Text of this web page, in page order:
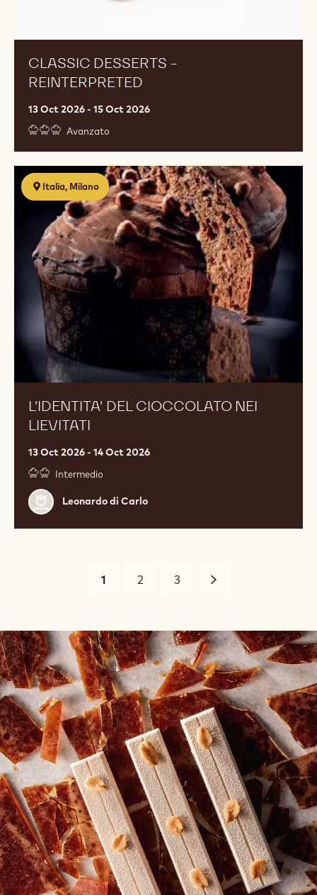
CLASSIC DESSERTS -
REINTERPRETED
13 Oct 2026 - 15 Oct 2026
Avanzato
Italia, Milano
L'IDENTITA' DEL CIOCCOLATO NEI
LIEVITATI
13 Oct 2026 - 14 Oct 2026
Intermedio
Leonardo
di
Carlo
Leonardo di Carlo
L'identita'
del
cioccolato
lievitati
Pagination
Current
1 Page
2 Page
3 Avanti